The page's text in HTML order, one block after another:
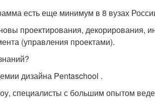
есть еще минимум в 8 вузах
проектирования, декорирования,
(управления проектами).
дизайна Pentaschool .
специалисты с большим опытом